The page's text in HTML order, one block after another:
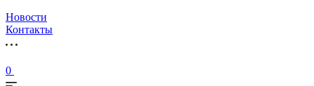
Новости
Контакты
0